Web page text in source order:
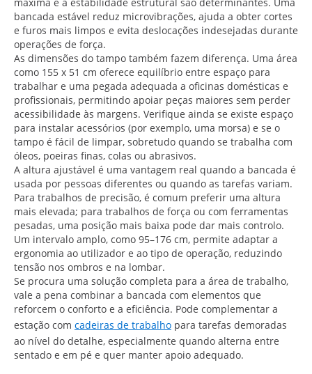
bancada estável reduz microvibrações, ajuda a obter cortes
e furos mais limpos e evita deslocações indesejadas durante
operações de força.
As dimensões do tampo também fazem diferença. Uma área
como 155 x 51 cm oferece equilíbrio entre espaço para
trabalhar e uma pegada adequada a oficinas domésticas e
profissionais, permitindo apoiar peças maiores sem perder
acessibilidade às margens. Verifique ainda se existe espaço
para instalar acessórios (por exemplo, uma morsa) e se o
tampo é fácil de limpar, sobretudo quando se trabalha com
óleos, poeiras finas, colas ou abrasivos.
A altura ajustável é uma vantagem real quando a bancada é
usada por pessoas diferentes ou quando as tarefas variam.
Para trabalhos de precisão, é comum preferir uma altura
mais elevada; para trabalhos de força ou com ferramentas
pesadas, uma posição mais baixa pode dar mais controlo.
Um intervalo amplo, como 95–176 cm, permite adaptar a
ergonomia ao utilizador e ao tipo de operação, reduzindo
tensão nos ombros e na lombar.
Se procura uma solução completa para a área de trabalho,
vale a pena combinar a bancada com elementos que
reforcem o conforto e a eficiência. Pode complementar a
estação com cadeiras de trabalho para tarefas demoradas
ao nível do detalhe, especialmente quando alterna entre
sentado e em pé e quer manter apoio adequado.